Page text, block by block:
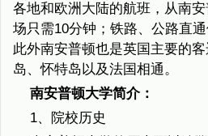
各地和欧洲大陆的航班，从南
场只需10分钟；铁路、公路直
此外南安普顿也是英国主要的
岛、怀特岛以及法国相通。
南安普顿大学简介：
1、院校历史